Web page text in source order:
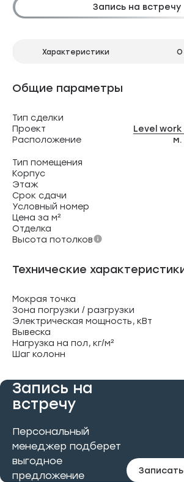
Запись на встречу
Характеристики О
Общие параметры
Тип сделки
Проект
Level
Расположение
Тип помещения
Корпус
Этаж
Срок сдачи
Условный номер
Цена за м²
Отделка
Высота потолков
Технические
Мокрая точка
Зона погрузки / разгрузки
Электрическая мощность, кВт
Вывеска
Нагрузка на пол, кг/м²
Шаг колонн
Запись на
встречу
Персональный
менеджер подберет
выгодное
предложение